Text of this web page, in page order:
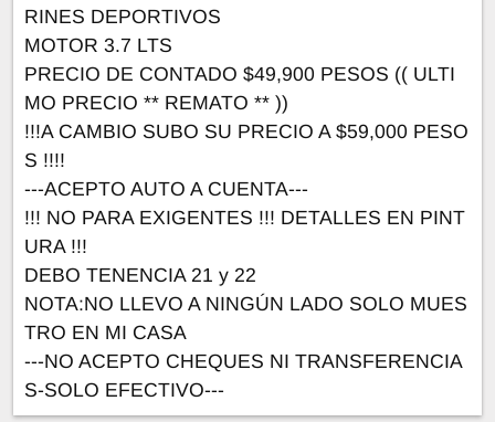
RINES DEPORTIVOS
MOTOR 3.7 LTS
PRECIO DE CONTADO $49,900 PESOS (( ULTI
MO PRECIO ** REMATO ** ))
!!!A CAMBIO SUBO SU PRECIO A $59,000 PESO
S !!!!
---ACEPTO AUTO A CUENTA---
!!! NO PARA EXIGENTES !!! DETALLES EN PINT
URA !!!
DEBO TENENCIA 21 y 22
NOTA:NO LLEVO A NINGÚN LADO SOLO MUES
TRO EN MI CASA
---NO ACEPTO CHEQUES NI TRANSFERENCIA
S-SOLO EFECTIVO---